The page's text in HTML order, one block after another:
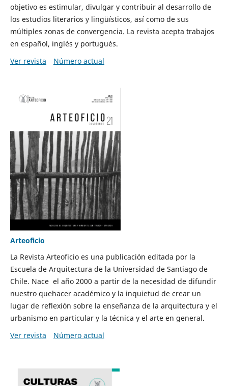
objetivo es estimular, divulgar y contribuir al desarrollo de
los estudios literarios y lingüísticos, así como de sus
múltiples zonas de convergencia. La revista acepta trabajos
en español, inglés y portugués.
Ver revista
Número actual
Arteoficio
La Revista Arteoficio es una publicación editada por la
Escuela de Arquitectura de la Universidad de Santiago de
Chile. Nace el año 2000 a partir de la necesidad de difundir
nuestro quehacer académico y la inquietud de crear un
lugar de reflexión sobre la enseñanza de la arquitectura y el
urbanismo en particular y la técnica y el arte en general.
Ver revista
Número actual